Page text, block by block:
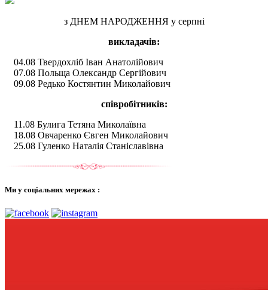
з ДНЕМ НАРОДЖЕННЯ у серпні
викладачів:
04.08 Твердохліб Іван Анатолійович
07.08 Польща Олександр Сергійович
09.08 Редько Костянтин Миколайович
співробітників:
11.08 Булига Тетяна Миколаївна
18.08 Овчаренко Євген Миколайович
25.08 Гуленко Наталія Станіславівна
Ми у соціальних мережах :